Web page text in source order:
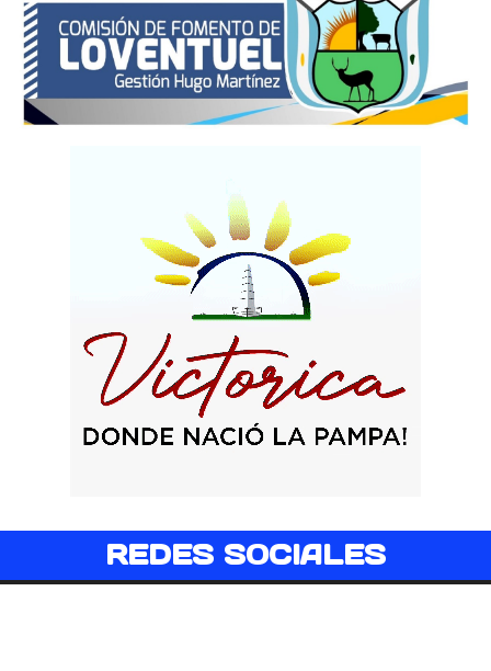
REDES SOCIALES